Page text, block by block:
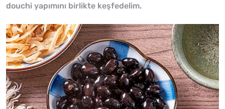
douchi yapımını birlikte keşfedelim.